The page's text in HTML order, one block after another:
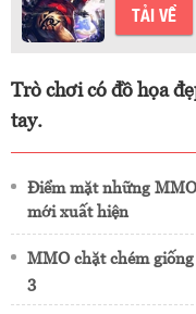
TẢI VỀ
Trò chơi có đồ họa
tay.
Điểm mặt những
mới xuất hiện
MMO chặt chém
3